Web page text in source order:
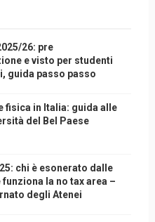
26: pre
e visto per studenti
guida passo passo
fisica in Italia: guida alle
del Bel Paese
chi è esonerato dalle
la no tax area –
degli Atenei